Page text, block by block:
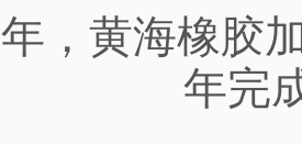
年，黄海橡胶
年完